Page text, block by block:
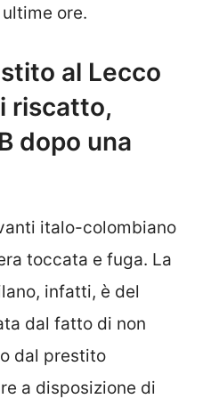
ore.
al Lecco
riscatto,
dopo una
italo-colombiano
toccata e fuga. La
infatti, è del
dal fatto di non
dal prestito
a disposizione di